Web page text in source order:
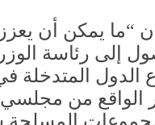
“ما يمكن أن
إلى رئاسة
الدول المتدخلة في
الواقع من مجلسي